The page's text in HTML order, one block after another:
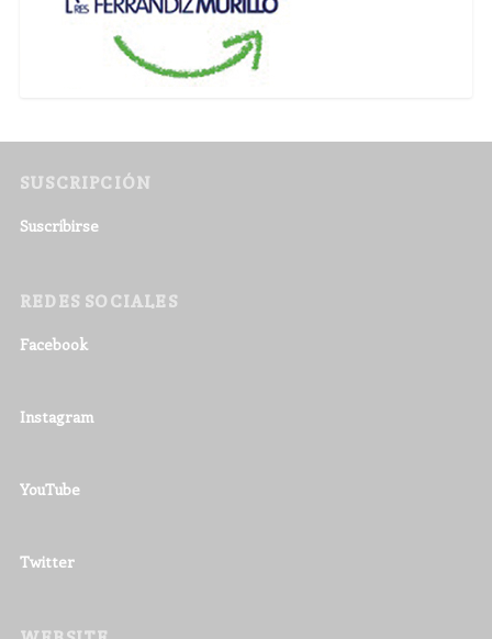
SUSCRIPCIÓN
Suscribirse
REDES SOCIALES
Facebook
Instagram
YouTube
Twitter